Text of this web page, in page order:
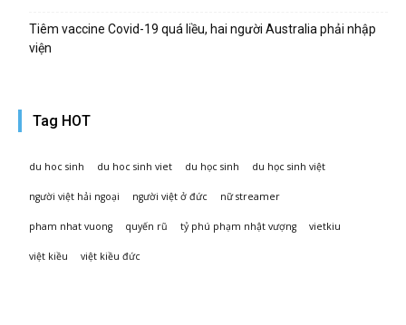
Tiêm vaccine Covid-19 quá liều, hai người Australia phải nhập
viện
Tag HOT
du hoc sinh du hoc sinh viet du học sinh du học sinh việt
người việt hải ngoại người việt ở đức nữ streamer
pham nhat vuong quyến rũ tỷ phú phạm nhật vượng vietkiu
việt kiều việt kiều đức